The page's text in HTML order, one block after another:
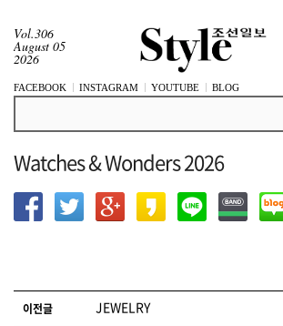
Vol.306
August 05
2026
FACEBOOK INSTAGRAM YOUTUBE BLOG
Watches & Wonders 2026
글 네비게이션
이전글 JEWELRY